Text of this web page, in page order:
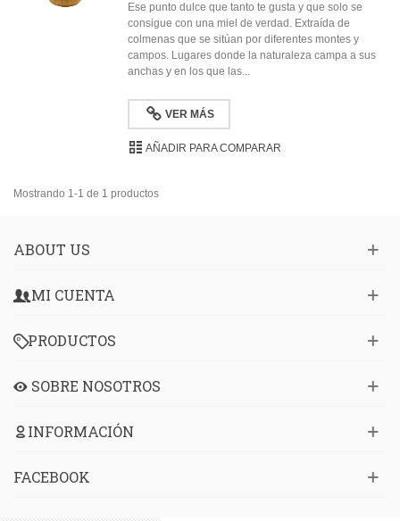
Ese punto dulce que tanto te gusta y que solo se
consigue con una miel de verdad. Extraída de
colmenas que se sitúan por diferentes montes y
campos. Lugares donde la naturaleza campa a sus
anchas y en los que las...
VER MÁS
AÑADIR PARA COMPARAR
Mostrando 1-1 de 1 productos
ABOUT US
MI CUENTA
PRODUCTOS
SOBRE NOSOTROS
INFORMACIÓN
FACEBOOK